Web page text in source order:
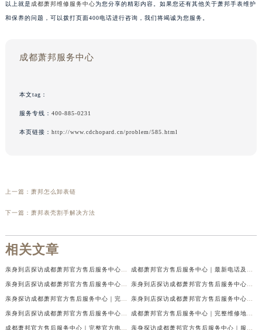
以上就是 成都萧邦维修服务中心为您分享的精彩内容。如果您还有其他关于萧邦手表维护
和保养的问题，可以拨打页面400电话进行咨询，我们将竭诚为您服务。
成都萧邦服务中心
本文tag：
服务专线： 400-885-0231
本页链接： http://www.cdchopard.cn/problem/585.html
上一篇： 萧邦怎么卸表链
下一篇： 萧邦表壳割手解决方法
相关文章